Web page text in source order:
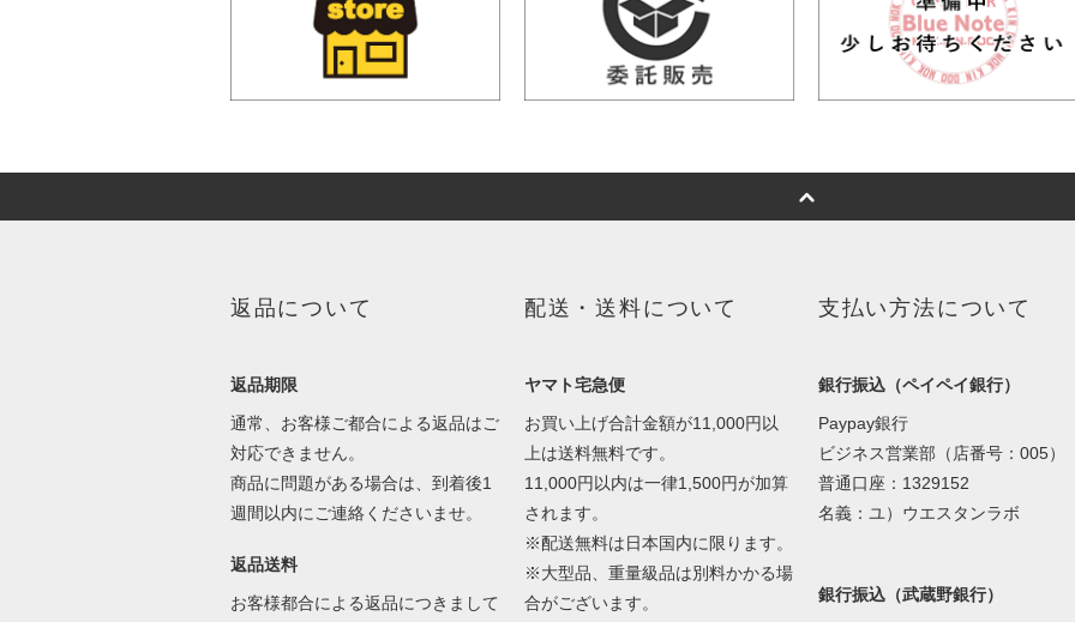
返品について
返品期限
通常、お客様ご都合による返品はご
対応できません。
商品に問題がある場合は、到着後1
週間以内にご連絡くださいませ。
返品送料
お客様都合による返品につきまして
配送・送料について
ヤマト宅急便
お買い上げ合計金額が11,000円以
上は送料無料です。
11,000円以内は一律1,500円が加算
されます。
※配送無料は日本国内に限ります。
※大型品、重量級品は別料かかる場
合がございます。
支払い方法について
銀行振込（ペイペイ銀行）
Paypay銀行
ビジネス営業部（店番号：005）
普通口座：1329152
名義：ユ）ウエスタンラボ
銀行振込（武蔵野銀行）